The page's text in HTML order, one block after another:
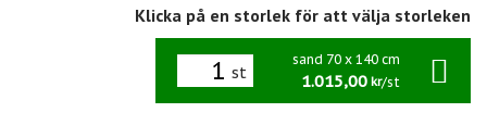
Klicka på en storlek för att välja storleken
st
sand 70 x 140 cm
1.015,00 kr/st